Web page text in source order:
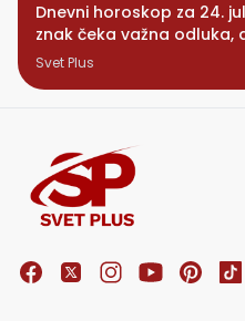
Dnevni horoskop za 24.
znak čeka važna odluka,
stiže iznenađenje
Svet Plus